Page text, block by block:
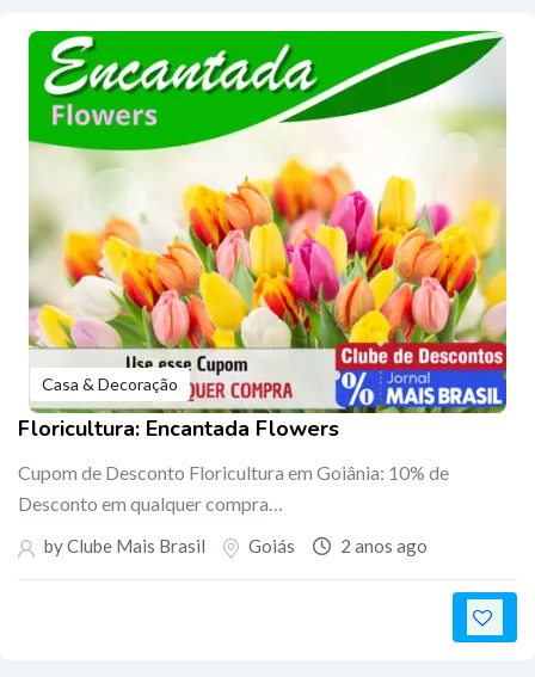
Casa & Decoração
Floricultura: Encantada Flowers
Cupom de Desconto Floricultura em Goiânia: 10% de
Desconto em qualquer compra…
by Clube Mais Brasil Goiás 2 anos ago